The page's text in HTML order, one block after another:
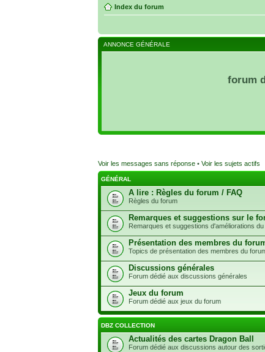
Index du forum
ANNONCE GÉNÉRALE
forum
Voir les messages sans réponse • Voir les sujets actifs
GÉNÉRAL
A lire : Règles du forum / FAQ
Règles du forum
Remarques et suggestions sur le
Remarques et suggestions d'améliorations
Présentation des membres du
Topics de présentation des membres du
Discussions générales
Forum dédié aux discussions générales
Jeux du forum
Forum dédié aux jeux du forum
DBZ COLLECTION
Actualités des cartes Dragon Ball
Forum dédié aux discussions autour des